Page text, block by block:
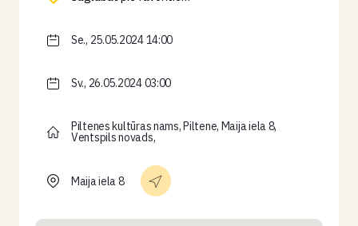
Se., 25.05.2024 14:00
Sv., 26.05.2024 03:00
Piltenes kultūras nams, Piltene, Maija iela 8,
Ventspils novads,
Maija iela 8